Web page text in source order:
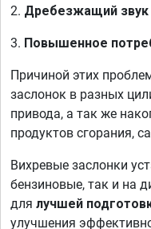
2. Дребезжащий звук
3. Повышенное
Причиной этих
заслонок в разных
привода, а так же
продуктов сгорания,
Вихревые заслонки
бензиновые, так и на
для лучшей
улучшения